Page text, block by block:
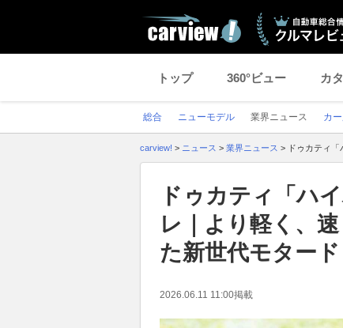
トップ 360°ビュー カ
総合 ニューモデル 業界ニュース カ
carview! > ニュース > 業界ニュース > ドゥカティ
ドゥカティ「ハ
レ｜より軽く、
た新世代モタード
2026.06.11 11:00掲載